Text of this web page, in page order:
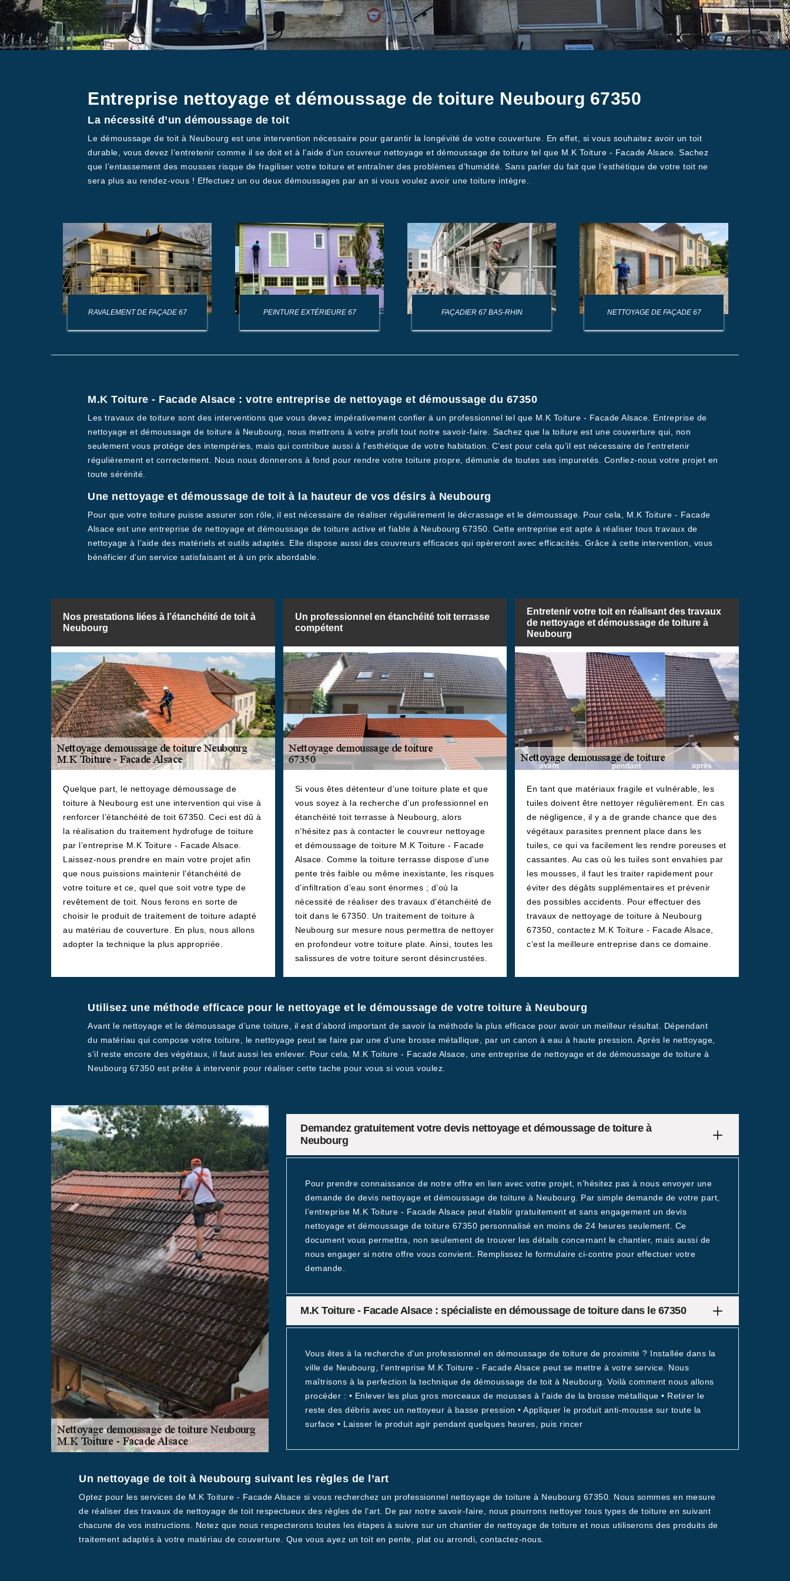
Entreprise nettoyage et démoussage de toiture Neubourg 67350
La nécessité d’un démoussage de toit
Le démoussage de toit à Neubourg est une intervention nécessaire pour garantir la longévité de votre couverture. En effet, si vous souhaitez avoir un toit
durable, vous devez l’entretenir comme il se doit et à l’aide d’un couvreur nettoyage et démoussage de toiture tel que M.K Toiture - Facade Alsace. Sachez
que l’entassement des mousses risque de fragiliser votre toiture et entraîner des problèmes d’humidité. Sans parler du fait que l’esthétique de votre toit ne
sera plus au rendez-vous ! Effectuez un ou deux démoussages par an si vous voulez avoir une toiture intègre.
RAVALEMENT DE FAÇADE 67 PEINTURE EXTÉRIEURE 67 FAÇADIER 67 BAS-RHIN NETTOYAGE DE FAÇADE 67
M.K Toiture - Facade Alsace : votre entreprise de nettoyage et démoussage du 67350
Les travaux de toiture sont des interventions que vous devez impérativement confier à un professionnel tel que M.K Toiture - Facade Alsace. Entreprise de
nettoyage et démoussage de toiture à Neubourg, nous mettrons à votre profit tout notre savoir-faire. Sachez que la toiture est une couverture qui, non
seulement vous protège des intempéries, mais qui contribue aussi à l’esthétique de votre habitation. C’est pour cela qu’il est nécessaire de l’entretenir
régulièrement et correctement. Nous nous donnerons à fond pour rendre votre toiture propre, démunie de toutes ses impuretés. Confiez-nous votre projet en
toute sérénité.
Une nettoyage et démoussage de toit à la hauteur de vos désirs à Neubourg
Pour que votre toiture puisse assurer son rôle, il est nécessaire de réaliser régulièrement le décrassage et le démoussage. Pour cela, M.K Toiture - Facade
Alsace est une entreprise de nettoyage et démoussage de toiture active et fiable à Neubourg 67350. Cette entreprise est apte à réaliser tous travaux de
nettoyage à l’aide des matériels et outils adaptés. Elle dispose aussi des couvreurs efficaces qui opèreront avec efficacités. Grâce à cette intervention, vous
bénéficier d’un service satisfaisant et à un prix abordable.
Nos prestations liées à l’étanchéité de toit à
Neubourg
Quelque part, le nettoyage démoussage de
toiture à Neubourg est une intervention qui vise à
renforcer l’étanchéité de toit 67350. Ceci est dû à
la réalisation du traitement hydrofuge de toiture
par l’entreprise M.K Toiture - Facade Alsace.
Laissez-nous prendre en main votre projet afin
que nous puissions maintenir l’étanchéité de
votre toiture et ce, quel que soit votre type de
revêtement de toit. Nous ferons en sorte de
choisir le produit de traitement de toiture adapté
au matériau de couverture. En plus, nous allons
adopter la technique la plus appropriée.
Un professionnel en étanchéité toit terrasse
compétent
Si vous êtes détenteur d’une toiture plate et que
vous soyez à la recherche d’un professionnel en
étanchéité toit terrasse à Neubourg, alors
n’hésitez pas à contacter le couvreur nettoyage
et démoussage de toiture M.K Toiture - Facade
Alsace. Comme la toiture terrasse dispose d’une
pente très faible ou même inexistante, les risques
d’infiltration d’eau sont énormes ; d’où la
nécessité de réaliser des travaux d’étanchéité de
toit dans le 67350. Un traitement de toiture à
Neubourg sur mesure nous permettra de nettoyer
en profondeur votre toiture plate. Ainsi, toutes les
salissures de votre toiture seront désincrustées.
Entretenir votre toit en réalisant des travaux
de nettoyage et démoussage de toiture à
Neubourg
En tant que matériaux fragile et vulnérable, les
tuiles doivent être nettoyer régulièrement. En cas
de négligence, il y a de grande chance que des
végétaux parasites prennent place dans les
tuiles, ce qui va facilement les rendre poreuses et
cassantes. Au cas où les tuiles sont envahies par
les mousses, il faut les traiter rapidement pour
éviter des dégâts supplémentaires et prévenir
des possibles accidents. Pour effectuer des
travaux de nettoyage de toiture à Neubourg
67350, contactez M.K Toiture - Facade Alsace,
c’est la meilleure entreprise dans ce domaine.
Utilisez une méthode efficace pour le nettoyage et le démoussage de votre toiture à Neubourg
Avant le nettoyage et le démoussage d’une toiture, il est d’abord important de savoir la méthode la plus efficace pour avoir un meilleur résultat. Dépendant
du matériau qui compose votre toiture, le nettoyage peut se faire par une d’une brosse métallique, par un canon à eau à haute pression. Après le nettoyage,
s’il reste encore des végétaux, il faut aussi les enlever. Pour cela, M.K Toiture - Facade Alsace, une entreprise de nettoyage et de démoussage de toiture à
Neubourg 67350 est prête à intervenir pour réaliser cette tache pour vous si vous voulez.
Demandez gratuitement votre devis nettoyage et démoussage de toiture à
Neubourg
Pour prendre connaissance de notre offre en lien avec votre projet, n’hésitez pas à nous envoyer une
demande de devis nettoyage et démoussage de toiture à Neubourg. Par simple demande de votre part,
l’entreprise M.K Toiture - Facade Alsace peut établir gratuitement et sans engagement un devis
nettoyage et démoussage de toiture 67350 personnalisé en moins de 24 heures seulement. Ce
document vous permettra, non seulement de trouver les détails concernant le chantier, mais aussi de
nous engager si notre offre vous convient. Remplissez le formulaire ci-contre pour effectuer votre
demande.
M.K Toiture - Facade Alsace : spécialiste en démoussage de toiture dans le 67350
Vous êtes à la recherche d’un professionnel en démoussage de toiture de proximité ? Installée dans la
ville de Neubourg, l’entreprise M.K Toiture - Facade Alsace peut se mettre à votre service. Nous
maîtrisons à la perfection la technique de démoussage de toit à Neubourg. Voilà comment nous allons
procéder : • Enlever les plus gros morceaux de mousses à l’aide de la brosse métallique • Retirer le
reste des débris avec un nettoyeur à basse pression • Appliquer le produit anti-mousse sur toute la
surface • Laisser le produit agir pendant quelques heures, puis rincer
Un nettoyage de toit à Neubourg suivant les règles de l’art
Optez pour les services de M.K Toiture - Facade Alsace si vous recherchez un professionnel nettoyage de toiture à Neubourg 67350. Nous sommes en mesure
de réaliser des travaux de nettoyage de toit respectueux des règles de l’art. De par notre savoir-faire, nous pourrons nettoyer tous types de toiture en suivant
chacune de vos instructions. Notez que nous respecterons toutes les étapes à suivre sur un chantier de nettoyage de toiture et nous utiliserons des produits de
traitement adaptés à votre matériau de couverture. Que vous ayez un toit en pente, plat ou arrondi, contactez-nous.